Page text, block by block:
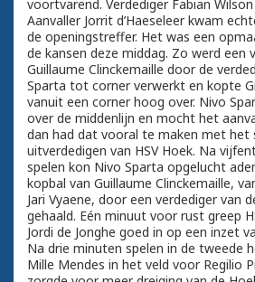
voortvarend. Verdediger Fabian
Aanvaller Jorrit d’Haeseleer kwam
de openingstreffer. Het was een
de kansen deze middag. Zo werd een
Guillaume Clinckemaille door de
Sparta tot corner verwerkt en kopte
vanuit een corner hoog over. Nivo
over de middenlijn en mocht het
dan had dat vooral te maken met het
uitverdedigen van HSV Hoek. Na
spelen kon Nivo Sparta opgelucht
kopbal van Guillaume Clinckemaille,
Jari Vyaene, door een verdediger van
gehaald. Eén minuut voor rust greep
Jordi de Jonghe goed in op een inzet
Na drie minuten spelen in de tweede
Mille Mendes in het veld voor Regilio